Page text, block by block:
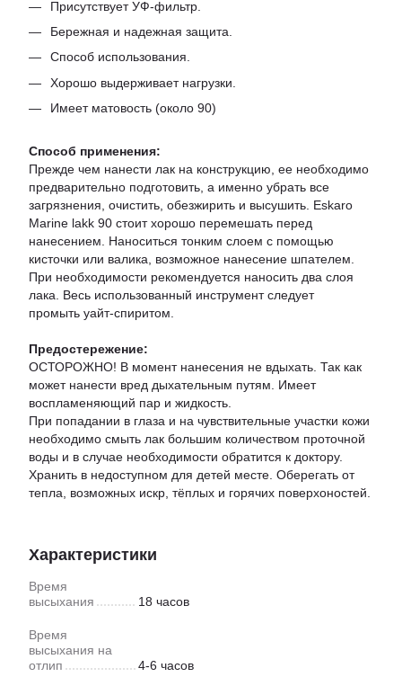
Присутствует УФ-фильтр.
Бережная и надежная защита.
Способ использования.
Хорошо выдерживает нагрузки.
Имеет матовость (около 90)
Способ применения:
Прежде чем нанести лак на конструкцию, ее необходимо
предварительно подготовить, а именно убрать все
загрязнения, очистить, обезжирить и высушить. Eskaro
Marine lakk 90 стоит хорошо перемешать перед
нанесением. Наноситься тонким слоем с помощью
кисточки или валика, возможное нанесение шпателем.
При необходимости рекомендуется наносить два слоя
лака. Весь использованный инструмент следует
промыть уайт-спиритом.
Предостережение:
ОСТОРОЖНО! В момент нанесения не вдыхать. Так как
может нанести вред дыхательным путям. Имеет
воспламеняющий пар и жидкость.
При попадании в глаза и на чувствительные участки кожи
необходимо смыть лак большим количеством проточной
воды и в случае необходимости обратится к доктору.
Хранить в недоступном для детей месте. Оберегать от
тепла, возможных искр, тёплых и горячих поверхоностей.
Характеристики
Время
высыхания
18 часов
Время
высыхания на
отлип
4-6 часов